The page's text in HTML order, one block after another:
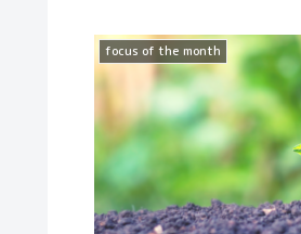
focus of the month